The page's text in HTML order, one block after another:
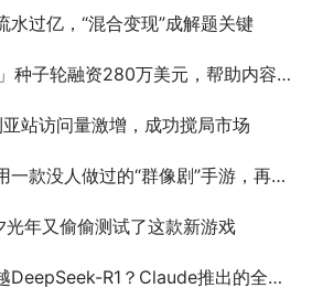
水过亿，“混合变现”成解题关键
资280万美元，帮助内容创作者开发定制化产品
站访问量激增，成功搅局市场
人做过的“群像剧”手游，再次挑战二次元市场
光年又偷偷测试了这款新游戏
R1？Claude推出的全球首个混合推理模型什么样